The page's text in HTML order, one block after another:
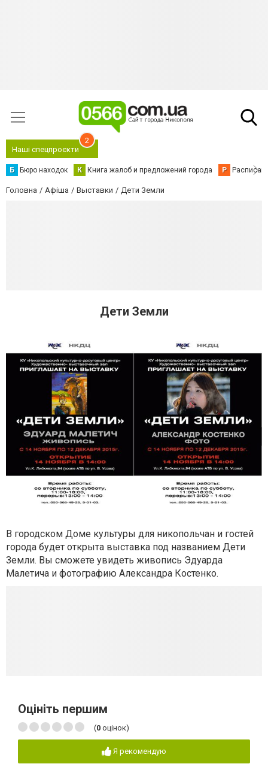
Наші спецпроєкти
2
Б Бюро находок К Книга жалоб и предложений города Р
Головна Афіша Выставки Дети Земли
Дети Земли
В городском Доме культуры для никопольчан и гостей
города будет открыта выставка под названием Дети
Земли. Вы сможете увидеть живопись Эдуарда
Малетича и фотографию Александра Костенко.
Оцініть першим
(0 оцінок)
Я рекомендую